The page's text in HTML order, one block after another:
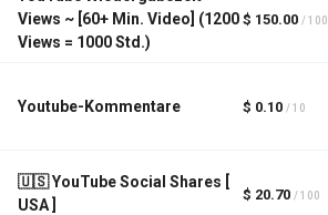
Views ~ [60+ Min. Video] (1200
Views = 1000 Std.)
$ 150.00 / 100
Youtube-Kommentare $ 0.10 / 10
🇺🇸 YouTube Social Shares [
USA ]
$ 20.70 / 100